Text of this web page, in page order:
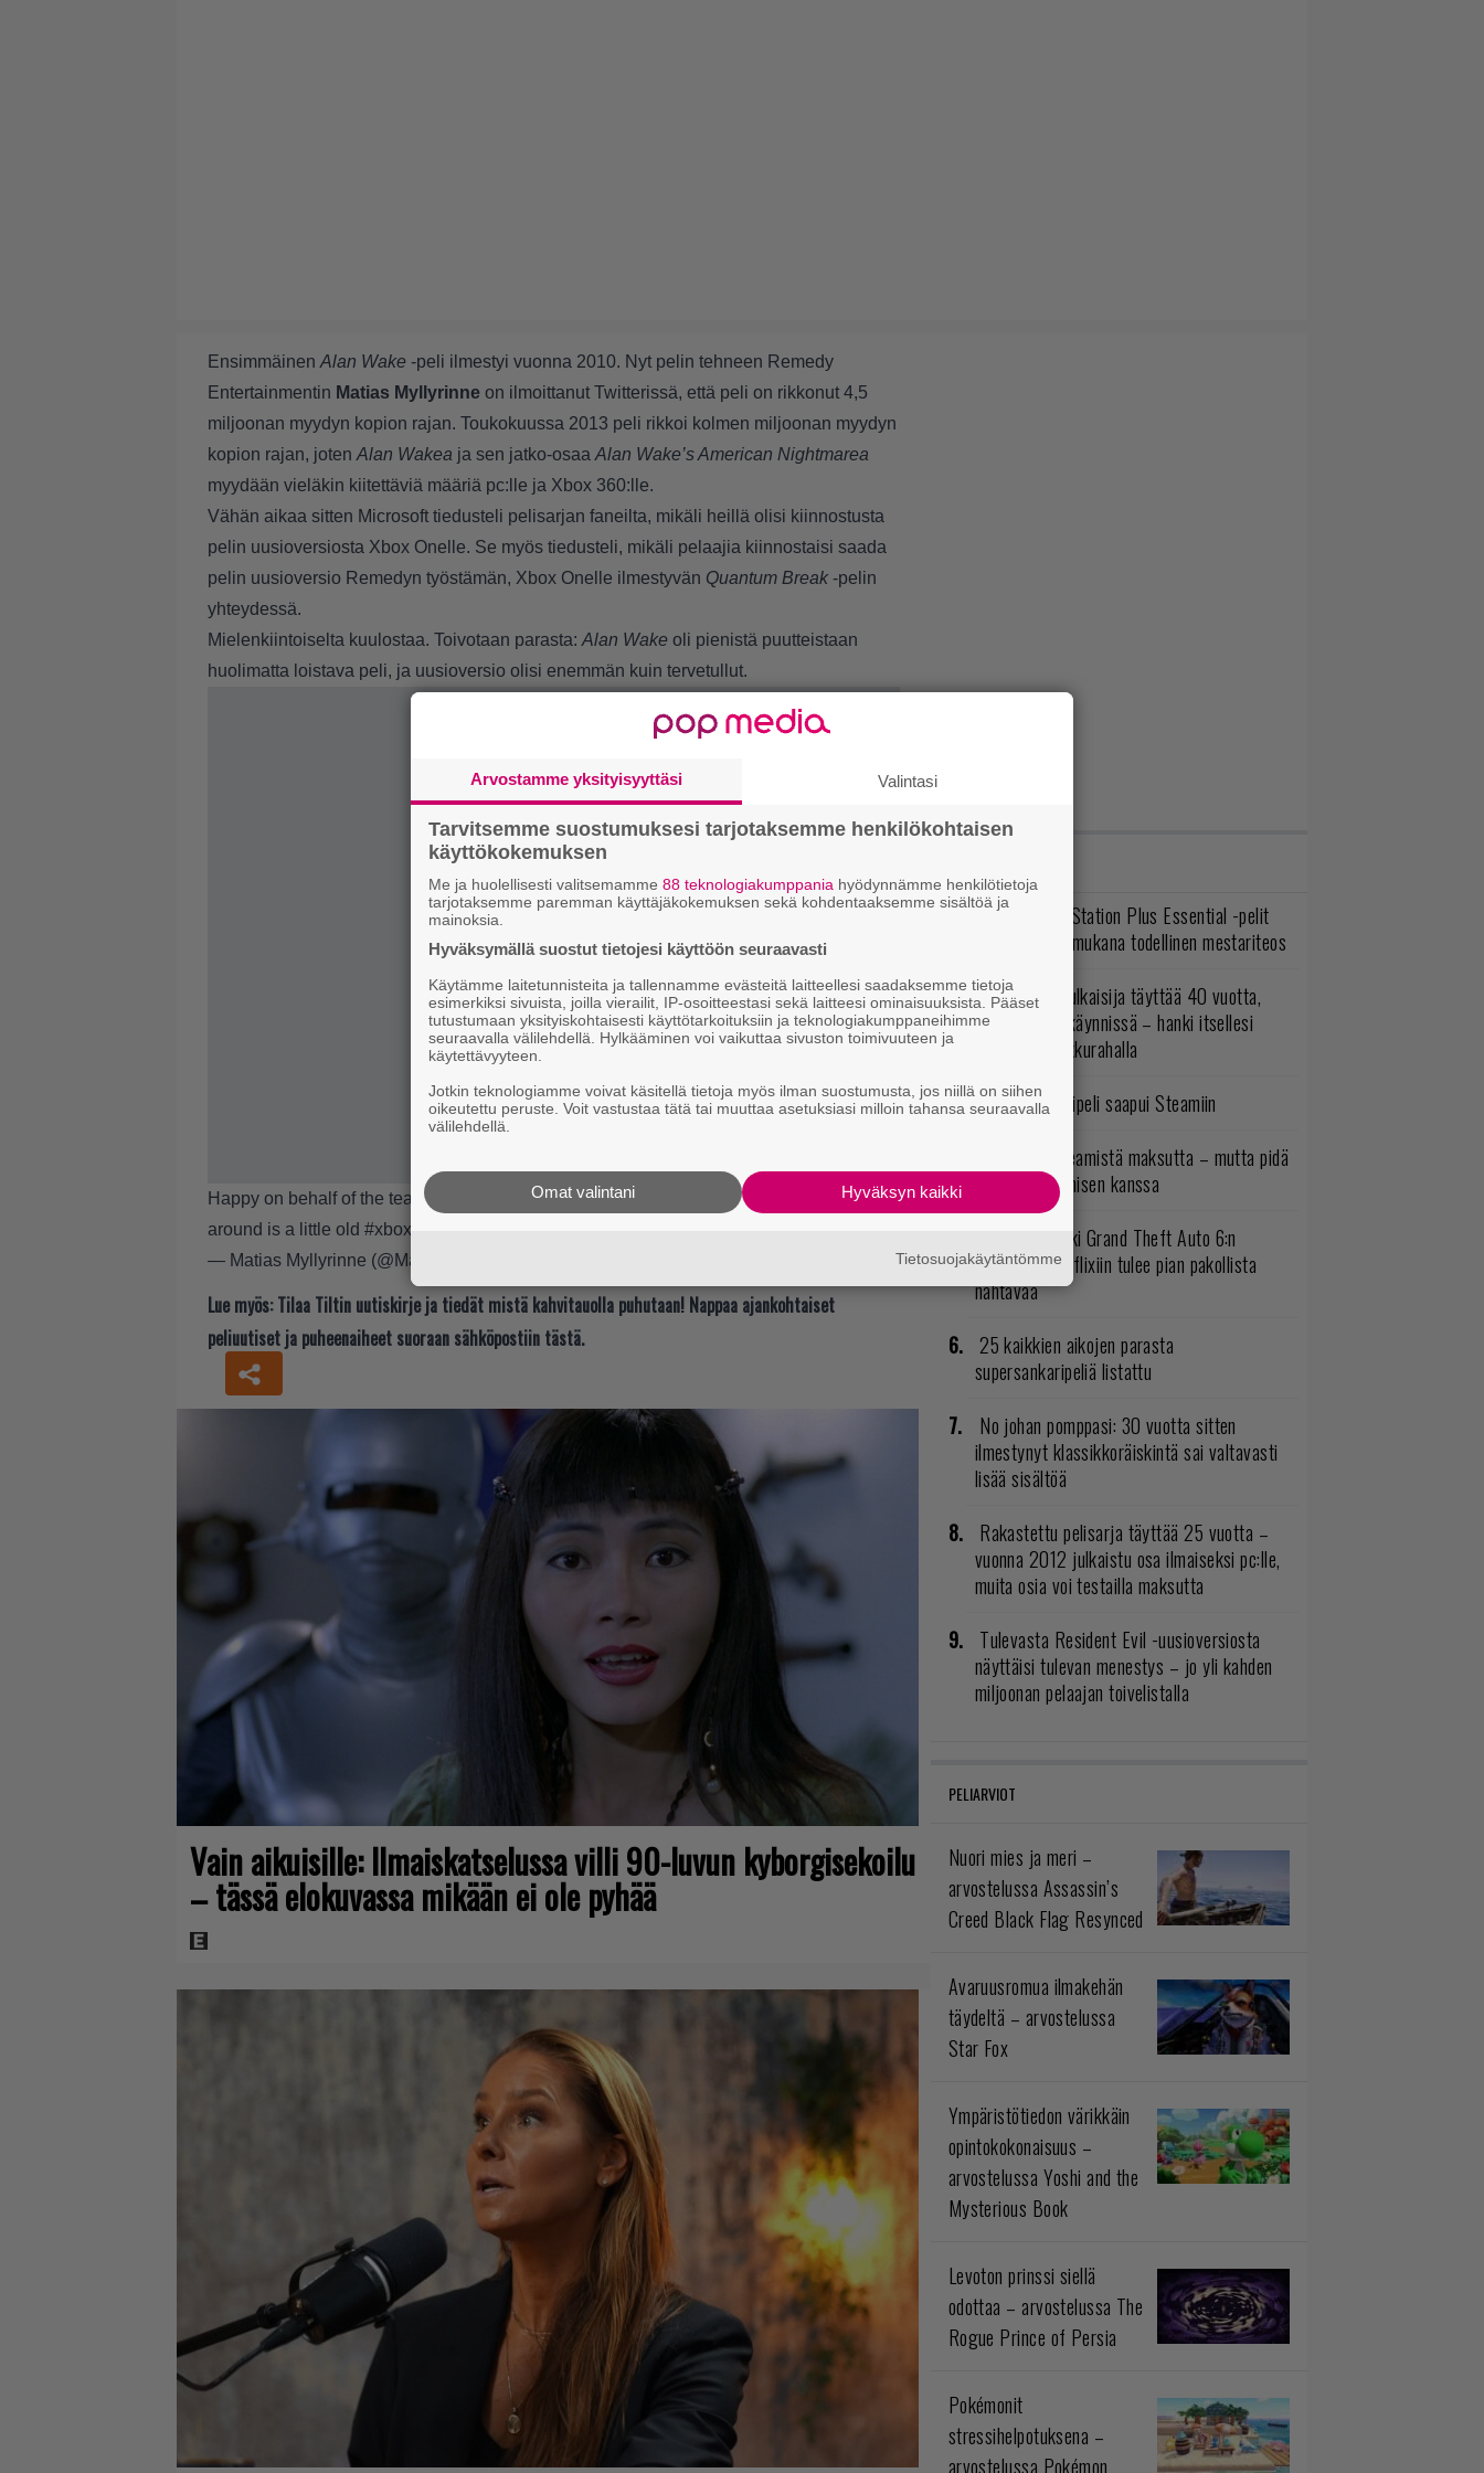
Ensimmäinen Alan Wake -peli ilmestyi vuonna 2010. Nyt pelin tehneen Remedy
Entertainmentin Matias Myllyrinne on ilmoittanut Twitterissä, että peli on rikkonut 4,5
miljoonan myydyn kopion rajan. Toukokuussa 2013 peli rikkoi kolmen miljoonan myydyn
kopion rajan, joten Alan Wakea ja sen jatko-osaa Alan Wake’s American Nightmarea
myydään vieläkin kiitettäviä määriä pc:lle ja Xbox 360:lle.
Vähän aikaa sitten Microsoft tiedusteli pelisarjan faneilta, mikäli heillä olisi kiinnostusta
pelin uusioversiosta Xbox Onelle. Se myös tiedusteli, mikäli pelaajia kiinnostaisi saada
pelin uusioversio Remedyn työstämän, Xbox Onelle ilmestyvän Quantum Break -pelin
yhteydessä.
Mielenkiintoiselta kuulostaa. Toivotaan parasta: Alan Wake oli pienistä puutteistaan
huolimatta loistava peli, ja uusioversio olisi enemmän kuin tervetullut.
Happy on behalf of the team:
franchise is past 4,5M units. The info floating
around is a little old #xbox360
— Matias Myllyrinne (@MausRMD)
Lue myös: Tilaa Tiltin uutiskirje ja tiedät mistä kahvitauolla puhutaan! Nappaa ajankohtaiset
peliuutiset ja puheenaiheet suoraan sähköpostiin tästä.
Vain aikuisille: Ilmaiskatselussa villi 90-luvun kyborgisekoilu
– tässä elokuvassa mikään ei ole pyhää
Elokuun PlayStation Plus Essential -pelit
ilmestyivät – mukana todellinen mestariteos
Rakastettu julkaisija täyttää 40 vuotta,
valtavat alet käynnissä – hanki itsellesi
klassikoita pikkurahalla
Ubisoftin hittipeli saapui Steamiin
Loistopeli Steamistä maksutta – mutta pidä
kiirettä lataamisen kanssa
Huomio, kaikki Grand Theft Auto 6:n
odottajat: Netflixiin tulee pian pakollista
nähtävää
25 kaikkien aikojen parasta
supersankaripeliä listattu
No johan pomppasi: 30 vuotta sitten
ilmestynyt klassikkoräiskintä sai valtavasti
lisää sisältöä
Rakastettu pelisarja täyttää 25 vuotta –
vuonna 2012 julkaistu osa ilmaiseksi pc:lle,
muita osia voi testailla maksutta
Tulevasta Resident Evil -uusioversiosta
näyttäisi tulevan menestys – jo yli kahden
miljoonan pelaajan toivelistalla
PELIARVIOT
Nuori mies ja meri –
arvostelussa Assassin’s
Creed Black Flag Resynced
Avaruusromua ilmakehän
täydeltä – arvostelussa
Star Fox
Ympäristötiedon värikkäin
opintokokonaisuus –
arvostelussa Yoshi and the
Mysterious Book
Levoton prinssi siellä
odottaa – arvostelussa The
Rogue Prince of Persia
Pokémonit
stressihelpotuksena –
arvostelussa Pokémon
Arvostamme yksityisyyttäsi Valintasi
Tarvitsemme suostumuksesi tarjotaksemme henkilökohtaisen
käyttökokemuksen
Me ja huolellisesti valitsemamme 88 teknologiakumppania hyödynnämme henkilötietoja
tarjotaksemme paremman käyttäjäkokemuksen sekä kohdentaaksemme sisältöä ja
mainoksia.
Hyväksymällä suostut tietojesi käyttöön seuraavasti
Käytämme laitetunnisteita ja tallennamme evästeitä laitteellesi saadaksemme tietoja
esimerkiksi sivuista, joilla vierailit, IP-osoitteestasi sekä laitteesi ominaisuuksista. Pääset
tutustumaan yksityiskohtaisesti käyttötarkoituksiin ja teknologiakumppaneihimme
seuraavalla välilehdellä. Hylkääminen voi vaikuttaa sivuston toimivuuteen ja
käytettävyyteen.
Jotkin teknologiamme voivat käsitellä tietoja myös ilman suostumusta, jos niillä on siihen
oikeutettu peruste. Voit vastustaa tätä tai muuttaa asetuksiasi milloin tahansa seuraavalla
välilehdellä.
Hyväksyn kaikki
Omat valintani
Tietosuojakäytäntömme